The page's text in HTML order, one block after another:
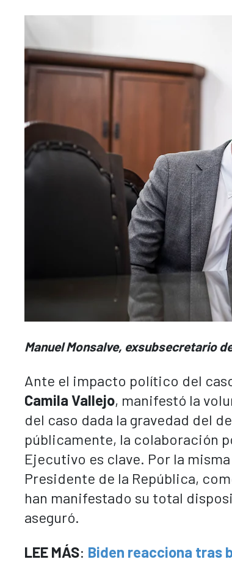
Manuel Monsalve, exsubsecretario
Ante el impacto político del
Camila Vallejo, manifestó la
del caso dada la gravedad del
públicamente, la colaboración
Ejecutivo es clave. Por la
Presidente de la República,
han manifestado su total
aseguró.
LEE MÁS: Biden reacciona tras